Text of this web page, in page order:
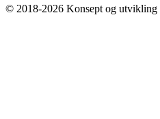
© 2018-2026 Konsept og utvikling